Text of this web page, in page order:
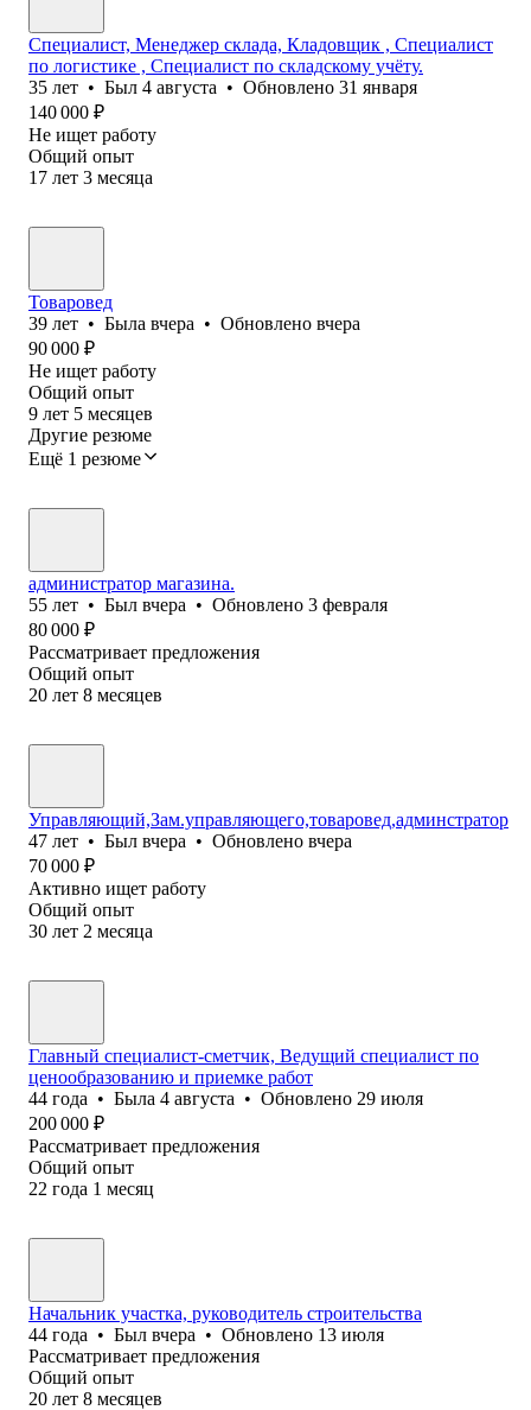
Специалист, Менеджер склада, Кладовщик , Специалист
по логистике , Специалист по складскому учёту.
35 лет • Был 4 августа • Обновлено 31 января
140 000 ₽
Не ищет работу
Общий опыт
17 лет 3 месяца
Товаровед
39 лет • Была вчера • Обновлено вчера
90 000 ₽
Не ищет работу
Общий опыт
9 лет 5 месяцев
Другие резюме
Ещё 1 резюме
администратор магазина.
55 лет • Был вчера • Обновлено 3 февраля
80 000 ₽
Рассматривает предложения
Общий опыт
20 лет 8 месяцев
Управляющий,Зам.управляющего,товаровед,админстратор
47 лет • Был вчера • Обновлено вчера
70 000 ₽
Активно ищет работу
Общий опыт
30 лет 2 месяца
Главный специалист-сметчик, Ведущий специалист по
ценообразованию и приемке работ
44 года • Была 4 августа • Обновлено 29 июля
200 000 ₽
Рассматривает предложения
Общий опыт
22 года 1 месяц
Начальник участка, руководитель строительства
44 года • Был вчера • Обновлено 13 июля
Рассматривает предложения
Общий опыт
20 лет 8 месяцев